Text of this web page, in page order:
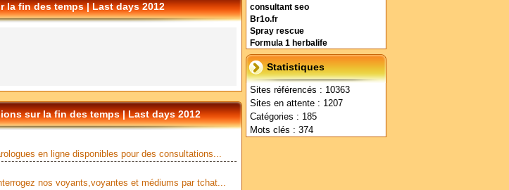
consultant seo
Br1o.fr
Spray rescue
Formula 1 herbalife
Statistiques
Sites référencés : 10363
Sites en attente : 1207
Catégories : 185
Mots clés : 374
la fin des temps | Last days 2012
sur la fin des temps | Last days 2012
en ligne disponibles pour des consultations...
nos voyants,voyantes et médiums par tchat...